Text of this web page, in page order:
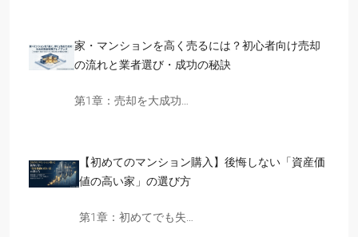
家・マンションを高く売るには？初心者向け売却
の流れと業者選び・成功の秘訣
第1章：売却を大成功…
【初めてのマンション購入】後悔しない「資産価
値の高い家」の選び方
第1章：初めてでも失…